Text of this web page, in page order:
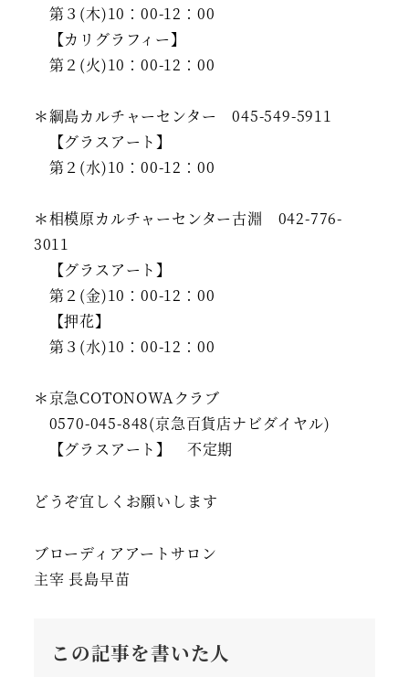
第３(木)10：00-12：00
【カリグラフィー】
第２(火)10：00-12：00
＊綱島カルチャーセンター 045-549-5911
【グラスアート】
第２(水)10：00-12：00
＊相模原カルチャーセンター古淵 042-776-
3011
【グラスアート】
第２(金)10：00-12：00
【押花】
第３(水)10：00-12：00
＊京急COTONOWAクラブ
0570-045-848(京急百貨店ナビダイヤル)
【グラスアート】 不定期
どうぞ宜しくお願いします
ブローディアアートサロン
主宰 長島早苗
この記事を書いた人